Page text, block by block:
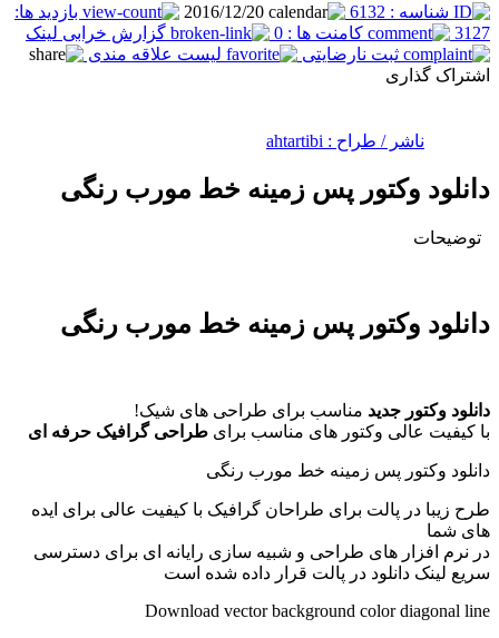
شناسه : 6132
بازدید ها:
3127
کامنت ها : 0
گزارش خرابی لینک
ثبت نارضایتی
لیست علاقه مندی
اشتراک گذاری
ناشر / طراح : ahtartibi
دانلود وکتور پس زمینه خط مورب رنگی
توضیحات
دانلود وکتور پس زمینه خط مورب رنگی
دانلود وکتور جدید مناسب برای طراحی های شیک!
با کیفیت عالی وکتور های مناسب برای طراحی گرافیک حرفه ای
دانلود وکتور پس زمینه خط مورب رنگی
طرح زیبا در پالت برای طراحان گرافیک با کیفیت عالی برای ایده
های شما
در نرم افزار های طراحی و شبیه سازی رایانه ای برای دسترسی
سریع لینک دانلود در پالت قرار داده شده است
Download vector background color diagonal line